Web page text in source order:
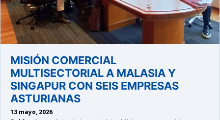
MISIÓN COMERCIAL
MULTISECTORIAL A MALASIA Y
SINGAPUR CON SEIS EMPRESAS
ASTURIANAS
13 mayo, 2026